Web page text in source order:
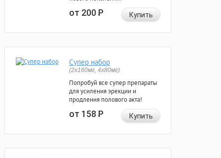
от 200Р Купить
Супер набор
(2х160мг, 4х80мг)
Попробуй все супер препараты
для усиления эрекции и
продления полового акта!
от 158Р Купить